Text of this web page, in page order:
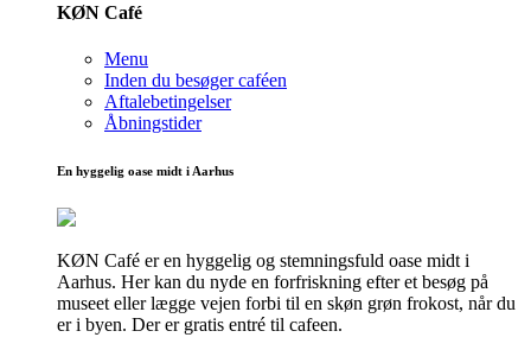
KØN Café
Menu
Inden du besøger caféen
Aftalebetingelser
Åbningstider
En hyggelig oase midt i Aarhus
KØN Café er en hyggelig og stemningsfuld oase midt i
Aarhus. Her kan du nyde en forfriskning efter et besøg på
museet eller lægge vejen forbi til en skøn grøn frokost, når du
er i byen. Der er gratis entré til cafeen.